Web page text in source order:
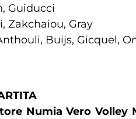
Guiducci
Zakchaiou, Gray
Buijs, Gicquel,
Numia Vero Volley